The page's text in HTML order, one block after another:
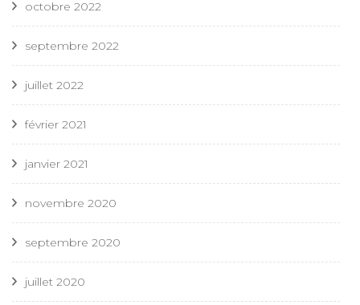
octobre 2022
septembre 2022
juillet 2022
février 2021
janvier 2021
novembre 2020
septembre 2020
juillet 2020